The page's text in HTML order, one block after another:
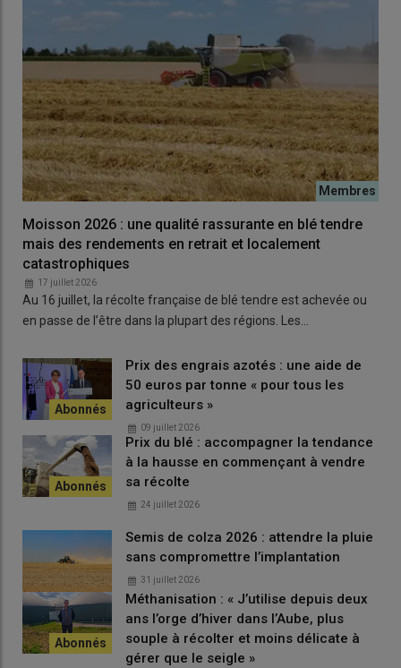
résistant à l'herbicide
EARL de l’Étang. 190 ha : blé tendre (55), orge de printemps
(55), tournesol (30), colza (20), orge d’hiver (15), luzerne (10).
Sol argilo-calcaire superficiel (potentiel à 60-70 q/ha en blé).
Moisson 2026 : une qualité rassurante en blé tendre
mais des rendements en retrait et localement
catastrophiques
17 juillet 2026
Au 16 juillet, la récolte française de blé tendre est achevée ou
en passe de l’être dans la plupart des régions. Les…
Prix des engrais azotés : une aide de
50 euros par tonne « pour tous les
agriculteurs »
09 juillet 2026
Prix du blé : accompagner la tendance
à la hausse en commençant à vendre
sa récolte
24 juillet 2026
Semis de colza 2026 : attendre la pluie
sans compromettre l’implantation
31 juillet 2026
Méthanisation : « J’utilise depuis deux
ans l’orge d’hiver dans l’Aube, plus
souple à récolter et moins délicate à
gérer que le seigle »